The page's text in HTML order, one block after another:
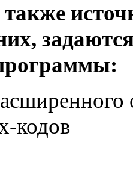
также